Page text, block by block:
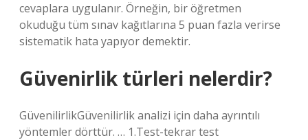
cevaplara uygulanır. Örneğin, bir öğretmen
okuduğu tüm sınav kağıtlarına 5 puan fazla verirse
sistematik hata yapıyor demektir.
Güvenirlik türleri nelerdir?
GüvenilirlikGüvenilirlik analizi için daha ayrıntılı
yöntemler dörttür. … 1.Test-tekrar test